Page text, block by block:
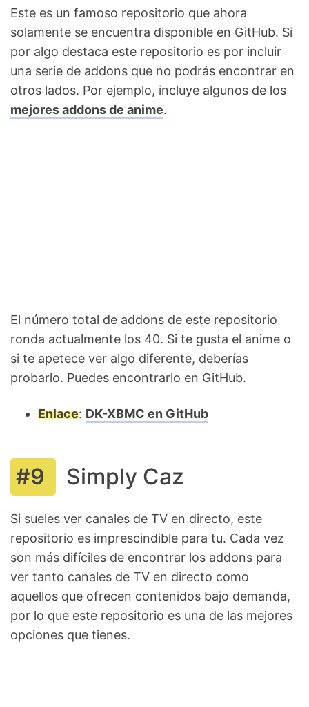
Este es un famoso repositorio que ahora
solamente se encuentra disponible en GitHub. Si
por algo destaca este repositorio es por incluir
una serie de addons que no podrás encontrar en
otros lados. Por ejemplo, incluye algunos de los
mejores addons de anime.
El número total de addons de este repositorio
ronda actualmente los 40. Si te gusta el anime o
si te apetece ver algo diferente, deberías
probarlo. Puedes encontrarlo en GitHub.
Enlace: DK-XBMC en GitHub
Simply Caz
Si sueles ver canales de TV en directo, este
repositorio es imprescindible para tu. Cada vez
son más difíciles de encontrar los addons para
ver tanto canales de TV en directo como
aquellos que ofrecen contenidos bajo demanda,
por lo que este repositorio es una de las mejores
opciones que tienes.